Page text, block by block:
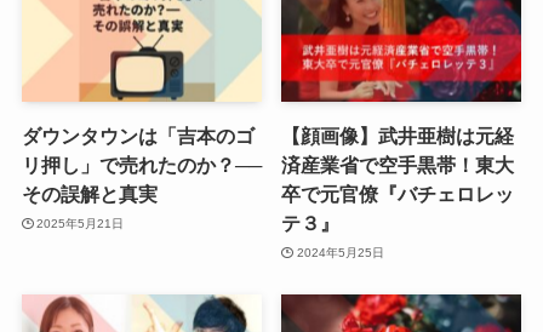
ダウンタウンは「吉本のゴ
リ押し」で売れたのか？──
その誤解と真実
2025年5月21日
【顔画像】武井亜樹は元経
済産業省で空手黒帯！東大
卒で元官僚『バチェロレッ
テ３』
2024年5月25日